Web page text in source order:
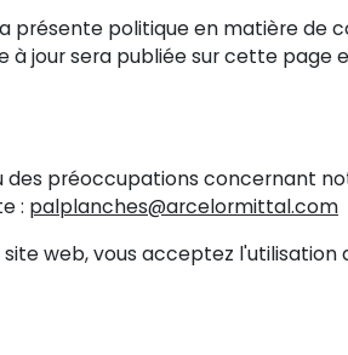
présente politique en matière
à jour sera publiée sur cette
des préoccupations concernant
: palplanches@arcelormittal.com
web, vous acceptez